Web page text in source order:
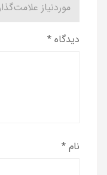
موردنیاز
دیدگاه *
نام *